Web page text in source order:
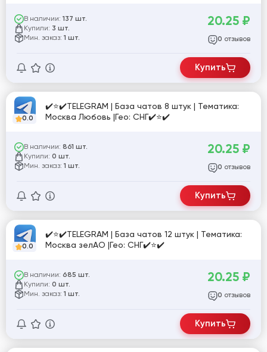
В наличии: 137 шт.
Купили: 3 шт.
Мин. заказ: 1 шт.
20.25 ₽
0 отзывов
Купить
0.0
✔️⭐✔️TELEGRAM | База чатов 8 штук | Тематика:
Москва Любовь |Гео: СНГ✔️⭐✔️
В наличии: 861 шт.
Купили: 0 шт.
Мин. заказ: 1 шт.
20.25 ₽
0 отзывов
Купить
0.0
✔️⭐✔️TELEGRAM | База чатов 12 штук | Тематика:
Москва зелАО |Гео: СНГ✔️⭐✔️
В наличии: 685 шт.
Купили: 0 шт.
Мин. заказ: 1 шт.
20.25 ₽
0 отзывов
Купить